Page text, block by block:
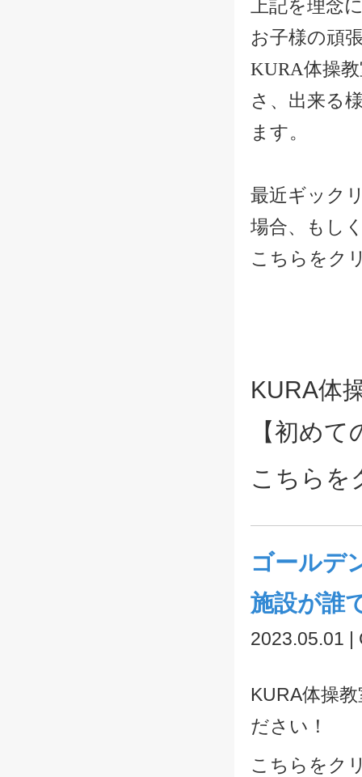
上記を理念
お子様の頑
KURA体操
さ、出来る
ます。
最近ギック
場合、もし
こちらをク
KURA体
【初め
こちら
ゴールデ
施設が誰
2023.05.01
KURA体操
ださい！
こちらをク